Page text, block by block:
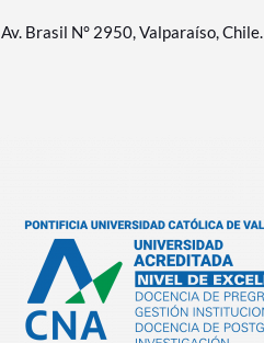
Av. Brasil N° 2950, Valparaíso, Chile.